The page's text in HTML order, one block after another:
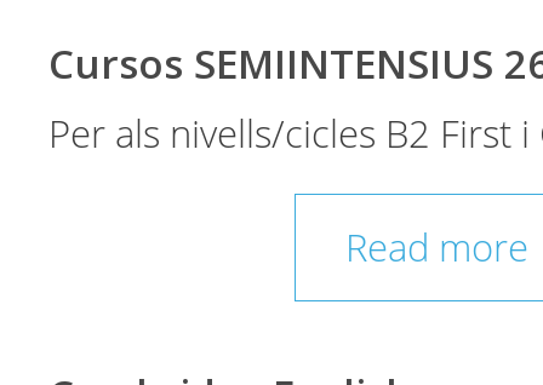
Cursos SEMIINTENSIUS
Per als nivells/cicles B2 First
Read more